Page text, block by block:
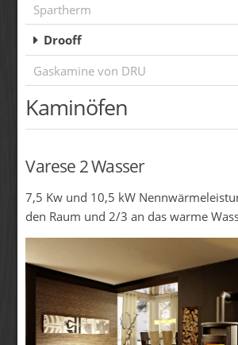
Spartherm
Drooff
Gaskamine von DRU
Kaminöfen
Varese 2 Wasser
7,5 Kw und 10,5 kW
den Raum und 2/3 an das warme